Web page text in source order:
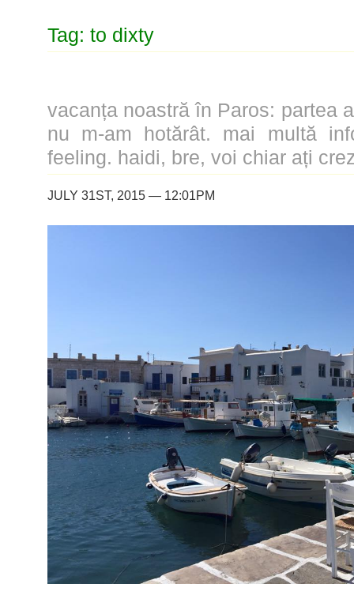
Tag: to dixty
vacanța noastră în Paros: partea
nu m-am hotărât. mai multă
feeling. haidi, bre, voi chiar ați
JULY 31ST, 2015 — 12:01PM